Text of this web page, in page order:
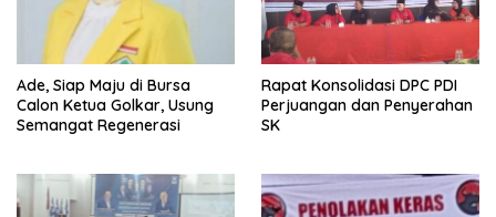
Ade, Siap Maju di Bursa
Calon Ketua Golkar, Usung
Semangat Regenerasi
Rapat Konsolidasi DPC PDI
Perjuangan dan Penyerahan